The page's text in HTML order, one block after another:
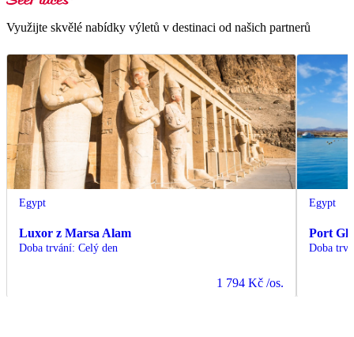
Využijte skvělé nabídky výletů v destinaci od našich partnerů
Egypt
Luxor z Marsa Alam
Doba trvání: Celý den
1 794 Kč /os.
Egypt
Port
Doba